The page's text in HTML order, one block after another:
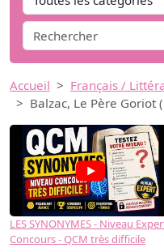
Accueil
Français /
Balzac, Le Père Goriot
LES SYNONYMES - Niveau
Concours - QCM très difficile